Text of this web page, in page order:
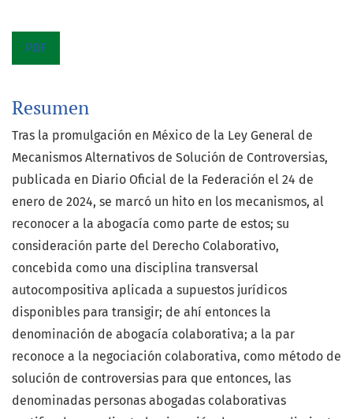
PDF
Resumen
Tras la promulgación en México de la Ley General de
Mecanismos Alternativos de Solución de Controversias,
publicada en Diario Oficial de la Federación el 24 de
enero de 2024, se marcó un hito en los mecanismos, al
reconocer a la abogacía como parte de estos; su
consideración parte del Derecho Colaborativo,
concebida como una disciplina transversal
autocompositiva aplicada a supuestos jurídicos
disponibles para transigir; de ahí entonces la
denominación de abogacía colaborativa; a la par
reconoce a la negociación colaborativa, como método de
solución de controversias para que entonces, las
denominadas personas abogadas colaborativas